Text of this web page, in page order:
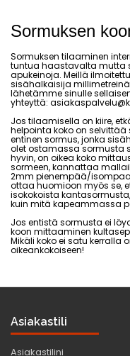
Sormuksen
Sormuksen tilaaminen
tuntua haastavalta mutta
apukeinoja. Meillä
sisähalkaisija
lähetämme sinulle
yhteyttä:
Jos tilaamisella on kiire,
helpointa koko on
entinen sormus, jonka
olet ostamassa sormusta
hyvin, on oikea koko
sormeen, kannattaa
2mm pienempää/
ottaa huomioon myös se,
isokokoista
kuin mitä kapeammassa
Jos entistä sormusta ei
koon mittaaminen
Mikäli koko ei satu kerralla
oikeankokoiseen!
Asiakastili
Asiakastilini